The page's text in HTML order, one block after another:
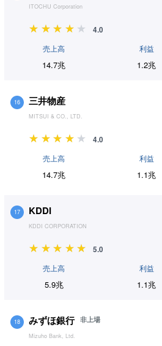
ITOCHU Corporation
4.0
売上高
14.7兆
利益
1.2兆
16 三井物産
MITSUI & CO., LTD.
4.0
売上高
14.7兆
利益
1.1兆
17 KDDI
KDDI CORPORATION
5.0
売上高
5.9兆
利益
1.1兆
18 みずほ銀行 非上場
Mizuho Bank, Ltd.